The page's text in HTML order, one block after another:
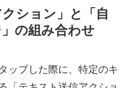
ション」と「自
の組み合わせ
ップした際に、特定のキ